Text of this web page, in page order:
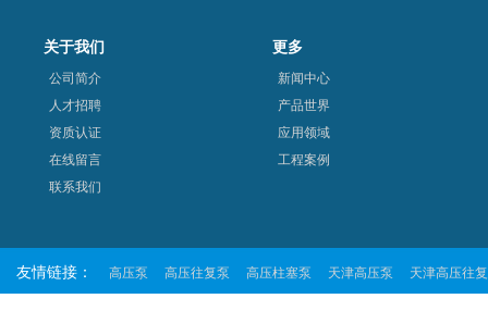
关于我们
公司简介
人才招聘
资质认证
在线留言
联系我们
更多
新闻中心
产品世界
应用领域
工程案例
友情链接： 高压泵 高压往复泵 高压柱塞泵 天津高压泵 天津高压往